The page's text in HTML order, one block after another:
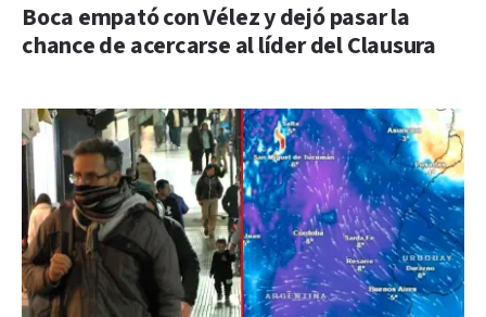
Boca empató con Vélez y dejó pasar la
chance de acercarse al líder del Clausura